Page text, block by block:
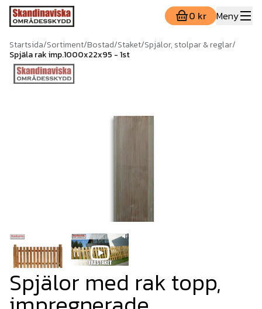
0 kr Meny
Startsida/Sortiment/Bostad/Staket/Spjälor, stolpar & reglar/
Spjäla rak imp.1000x22x95 - 1st
Spjälor med rak topp,